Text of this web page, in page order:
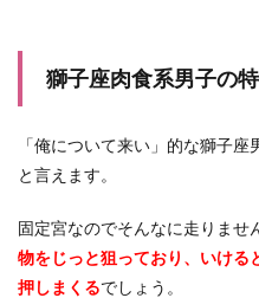
獅子座肉食系男子の
「俺について来い」的な獅子
と言えます。
固定宮なのでそんなに走りませ
物をじっと狙っており、いける
押しまくるでしょう。